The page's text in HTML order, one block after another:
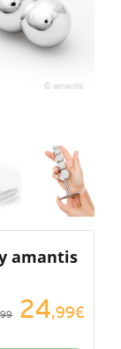
amantis
24,99€